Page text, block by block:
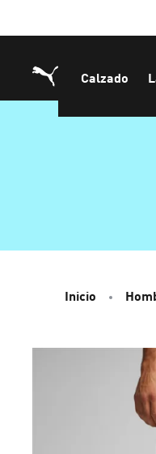
Calzado
Inicio